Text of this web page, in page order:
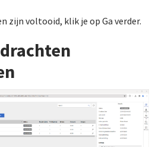
zijn voltooid, klik je op Ga verder.